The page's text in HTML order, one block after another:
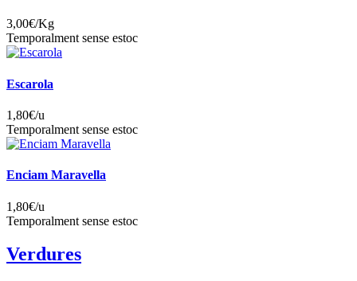
3,00€/Kg
Temporalment sense estoc
Escarola
1,80€/u
Temporalment sense estoc
Enciam Maravella
1,80€/u
Temporalment sense estoc
Verdures